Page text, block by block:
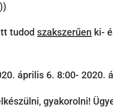
tudodszakszerűen ki-
április 6. 8:00- 2020.
gyakorolni!